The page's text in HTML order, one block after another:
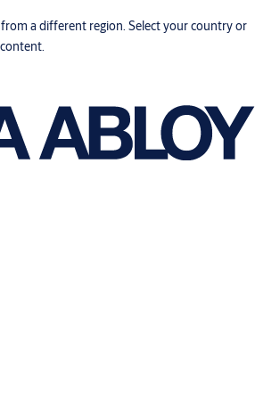
a different region. Select your country or